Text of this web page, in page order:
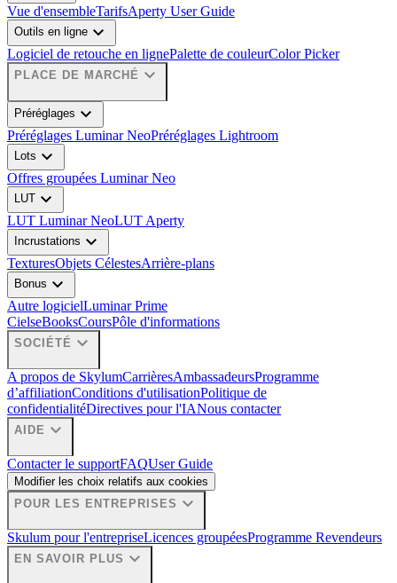
Vue d'ensembleTarifsAperty User Guide
Outils en ligne expand_more
Logiciel de retouche en lignePalette de couleurColor Picker
PLACE DE MARCHÉ expand_more
Préréglages expand_more
Préréglages Luminar NeoPréréglages Lightroom
Lots expand_more
Offres groupées Luminar Neo
LUT expand_more
LUT Luminar NeoLUT Aperty
Incrustations expand_more
TexturesObjets CélestesArrière-plans
Bonus expand_more
Autre logicielLuminar Prime
CielseBooksCoursPôle d'informations
SOCIÉTÉ expand_more
A propos de SkylumCarrièresAmbassadeursProgramme
d’affiliationConditions d'utilisationPolitique de
confidentialitéDirectives pour l'IANous contacter
AIDE expand_more
Contacter le supportFAQUser Guide
Modifier les choix relatifs aux cookies
POUR LES ENTREPRISES expand_more
Skulum pour l'entrepriseLicences groupéesProgramme Revendeurs
EN SAVOIR PLUS expand_more